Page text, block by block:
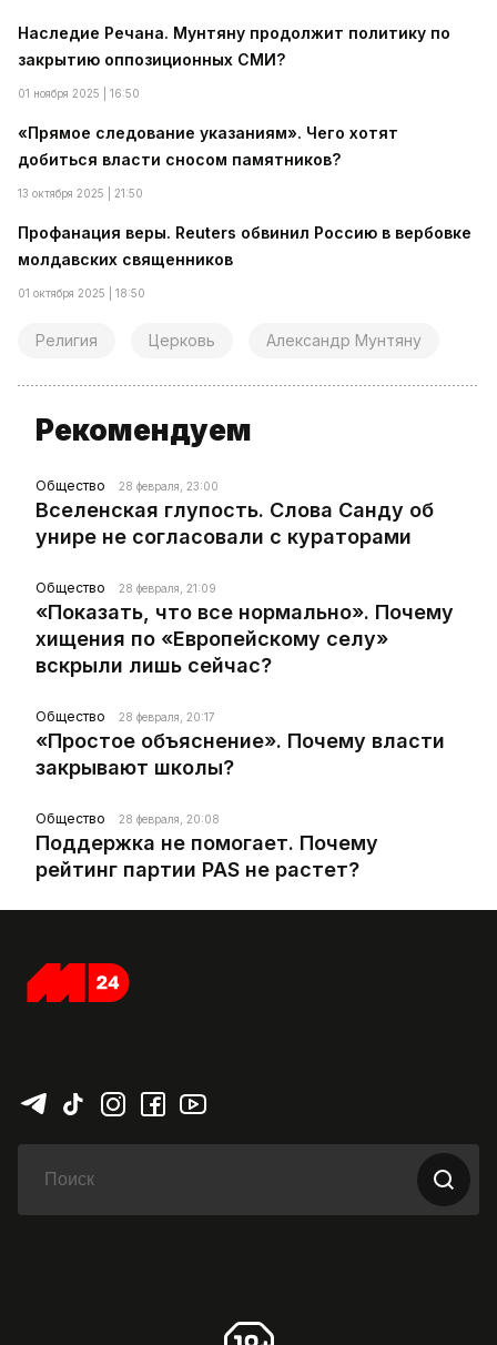
Наследие Речана. Мунтяну продолжит политику по
закрытию оппозиционных СМИ?
01 ноября 2025 | 16:50
«Прямое следование указаниям». Чего хотят
добиться власти сносом памятников?
13 октября 2025 | 21:50
Профанация веры. Reuters обвинил Россию в вербовке
молдавских священников
01 октября 2025 | 18:50
Религия Церковь Александр Мунтяну
Рекомендуем
Общество 28 февраля, 23:00
Вселенская глупость. Слова Санду об
унире не согласовали с кураторами
Общество 28 февраля, 21:09
«Показать, что все нормально». Почему
хищения по «Европейскому селу»
вскрыли лишь сейчас?
Общество 28 февраля, 20:17
«Простое объяснение». Почему власти
закрывают школы?
Общество 28 февраля, 20:08
Поддержка не помогает. Почему
рейтинг партии PAS не растет?